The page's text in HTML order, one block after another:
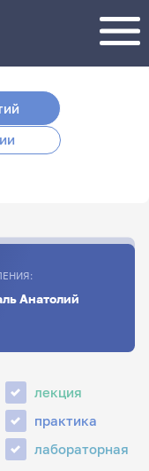
Анатолий
лекция
практика
лабораторная